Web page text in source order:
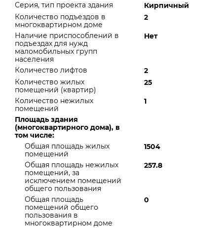
Серия, тип проекта здания
Кирпичный
Количество подъездов в
многоквартирном доме
2
Наличие приспособлений в
подъездах для нужд
маломобильных групп
населения
Нет
Количество лифтов
2
Количество жилых
помещений (квартир)
25
Количество нежилых
помещений
1
Площадь здания
(многоквартирного дома), в
том числе:
Общая площадь жилых
помещений
1504
Общая площадь нежилых
помещений, за
исключением помещений
общего пользования
257.8
Общая площадь
помещений общего
пользования в
многоквартирном доме
0